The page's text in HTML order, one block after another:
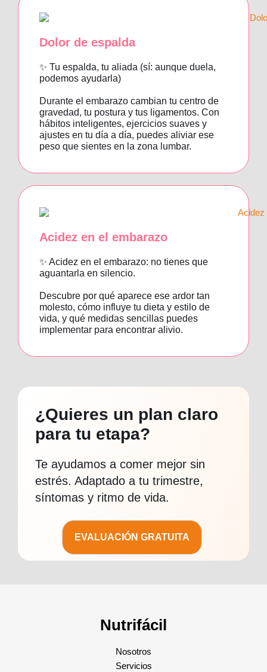
Dolor de espalda
✨ Tu espalda, tu aliada (sí: aunque duela,
podemos ayudarla)
Durante el embarazo cambian tu centro de
gravedad, tu postura y tus ligamentos. Con
hábitos inteligentes, ejercicios suaves y
ajustes en tu día a día, puedes aliviar ese
peso que sientes en la zona lumbar.
Acidez en el embarazo
✨ Acidez en el embarazo: no tienes que
aguantarla en silencio.
Descubre por qué aparece ese ardor tan
molesto, cómo influye tu dieta y estilo de
vida, y qué medidas sencillas puedes
implementar para encontrar alivio.
¿Quieres un plan claro
para tu etapa?
Te ayudamos a comer mejor sin
estrés. Adaptado a tu trimestre,
síntomas y ritmo de vida.
EVALUACIÓN GRATUITA
Nutrifácil
Nosotros
Servicios